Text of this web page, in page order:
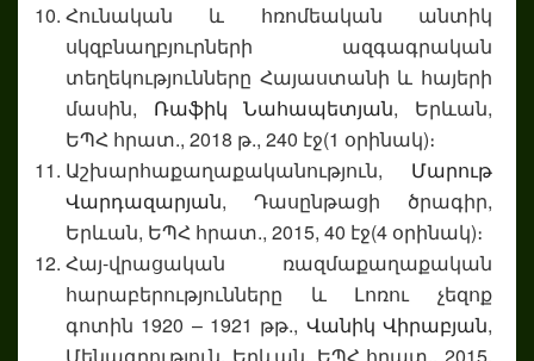
Հունական և հռոմեական անտիկ
սկզբնաղբյուրների ազգագրական
տեղեկությունները Հայաստանի և հայերի
մասին, Ռաֆիկ Նահապետյան, Երևան,
ԵՊՀ հրատ., 2018 թ., 240 էջ(1 օրինակ)։
Աշխարհաքաղաքականություն, Մարութ
Վարդազարյան, Դասընթացի ծրագիր,
Երևան, ԵՊՀ հրատ., 2015, 40 էջ(4 օրինակ)։
Հայ-վրացական ռազմաքաղաքական
հարաբերությունները և Լոռու չեզոք
գոտին 1920 – 1921 թթ., Վանիկ Վիրաբյան,